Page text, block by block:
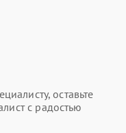
оставьте
с радостью